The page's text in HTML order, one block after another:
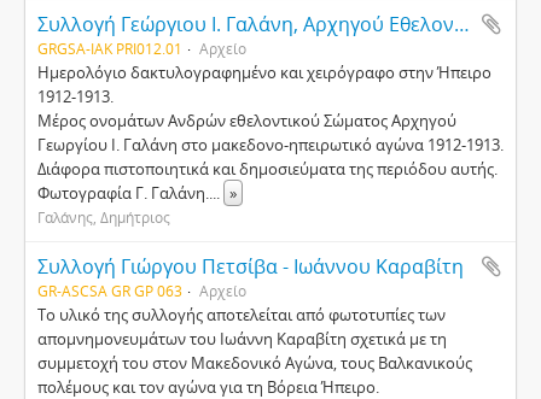
Συλλογή Γεώργιου Ι. Γαλάνη, Αρχηγού Εθελοντικού Σώματος στην Ήπειρο
GRGSA-IAK PRI012.01 Αρχείο
Ημερολόγιο δακτυλογραφημένο και χειρόγραφο στην Ήπειρο
1912-1913.
Μέρος ονομάτων Ανδρών εθελοντικού Σώματος Αρχηγού
Γεωργίου Ι. Γαλάνη στο μακεδονο-ηπειρωτικό αγώνα 1912-1913.
Διάφορα πιστοποιητικά και δημοσιεύματα της περιόδου αυτής.
Φωτογραφία Γ. Γαλάνη.... »
Γαλάνης, Δημήτριος
Συλλογή Γιώργου Πετσίβα - Ιωάννου Καραβίτη
GR-ASCSA GR GP 063 Αρχείο
Το υλικό της συλλογής αποτελείται από φωτοτυπίες των
απομνημονευμάτων του Ιωάννη Καραβίτη σχετικά με τη
συμμετοχή του στον Μακεδονικό Αγώνα, τους Βαλκανικούς
πολέμους και τον αγώνα για τη Βόρεια Ήπειρο.